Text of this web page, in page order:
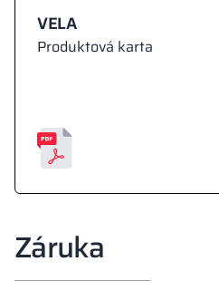
VELA
Produktová karta
Záruka